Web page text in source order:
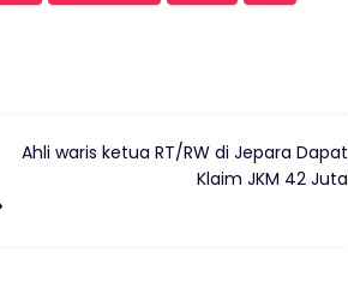
Ahli waris ketua RT/RW di Jepara Dapat
Klaim JKM 42 Juta